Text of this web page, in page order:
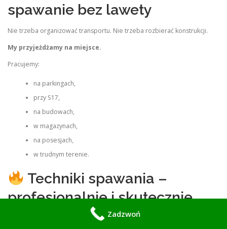
spawanie bez lawety
Nie trzeba organizować transportu. Nie trzeba rozbierać konstrukcji.
My przyjeżdżamy na miejsce.
Pracujemy:
na parkingach,
przy S17,
na budowach,
w magazynach,
na posesjach,
w trudnym terenie.
Techniki spawania –
profesjonalnie i skutecznie
Zadzwoń